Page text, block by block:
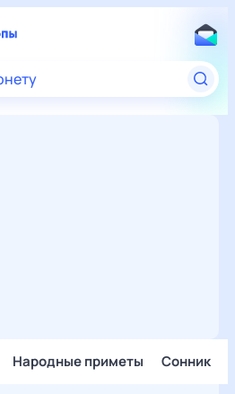
Народные приметы Сонник